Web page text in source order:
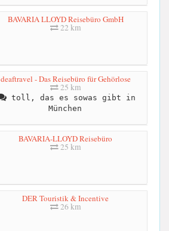
BAVARIA LLOYD Reisebüro GmbH
22 km
deaftravel - Das Reisebüro für Gehörlose
25 km
toll, das es sowas gibt in
München
BAVARIA-LLOYD Reisebüro
25 km
DER Touristik & Incentive
26 km